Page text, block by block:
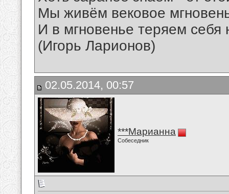
Мы живём вековое
И в мгновенье теряем себя
(Игорь Ларионов)
02.05.2014, 00:57
***Марианна
Собеседник